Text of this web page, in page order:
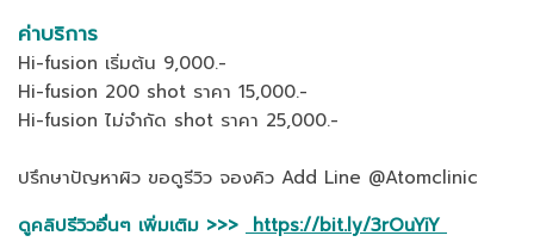
ค่าบริการ
Hi-fusion เริ่มต้น 9,000.-
Hi-fusion 200 shot ราคา 15,000.-
Hi-fusion ไม่จำกัด shot ราคา 25,000.-
ปรึกษาปัญหาผิว ขอดูรีวิว จองคิว Add Line @Atomclinic
ดูคลิปรีวิวอื่นๆ เพิ่มเติม >>> https://bit.ly/3rOuYiY